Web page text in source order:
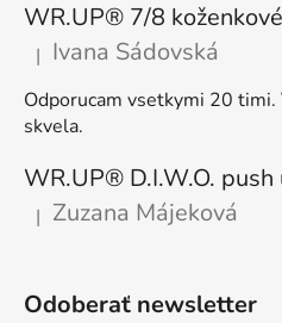
Hodnotenie produktu je 5 z 5
| Ivana Sádovská
Odporucam vsetkymi 20
skvela.
Hodnotenie produktu je 5 z 5
| Zuzana Májeková
Odoberať newsletter